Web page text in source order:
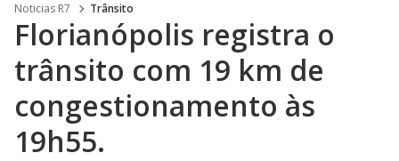
Noticias R7 Trânsito
Florianópolis registra o
trânsito com 19 km de
congestionamento às
19h55.